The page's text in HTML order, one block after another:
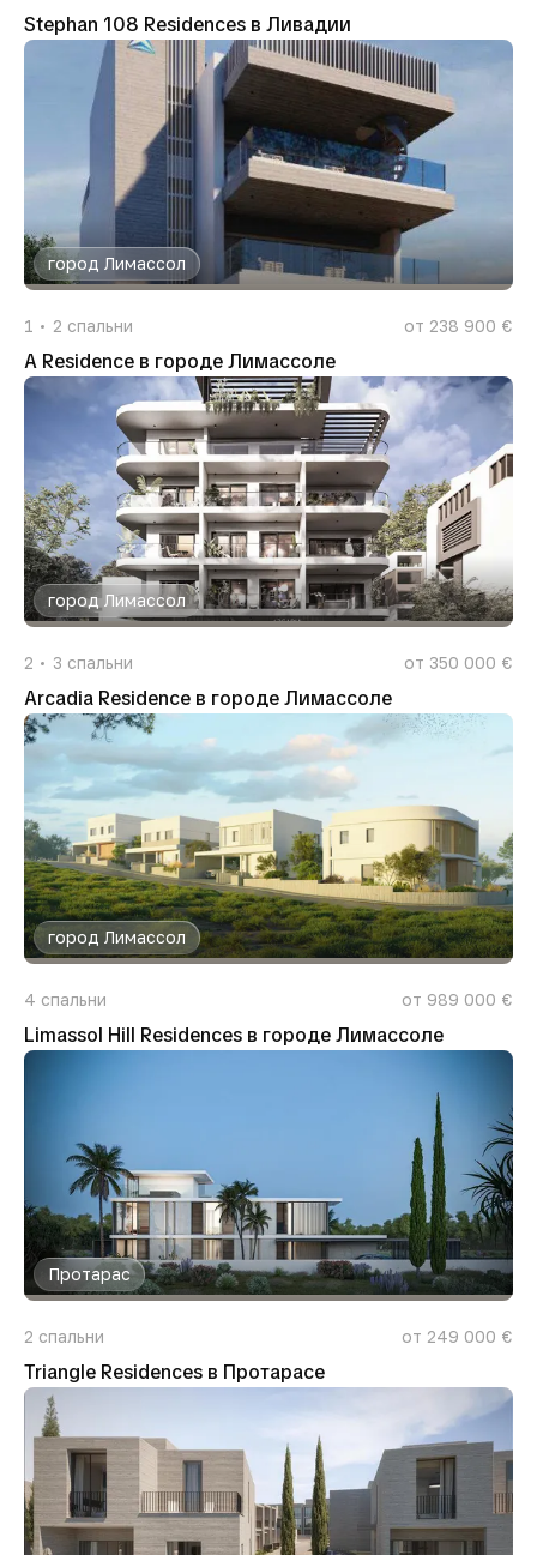
Stephan 108 Residences в Ливадии
город Лимассол
1 2 спальни от 238 900 €
A Residence в городе Лимассоле
город Лимассол
2 3 спальни от 350 000 €
Arcadia Residence в городе Лимассоле
город Лимассол
4 спальни от 989 000 €
Limassol Hill Residences в городе Лимассоле
Протарас
2 спальни от 249 000 €
Triangle Residences в Протарасе